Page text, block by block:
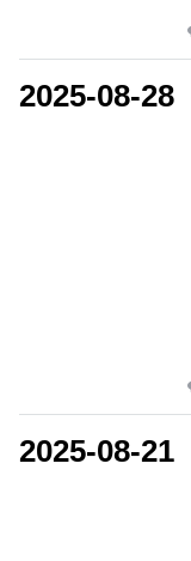
2025-08-28
2025-08-21